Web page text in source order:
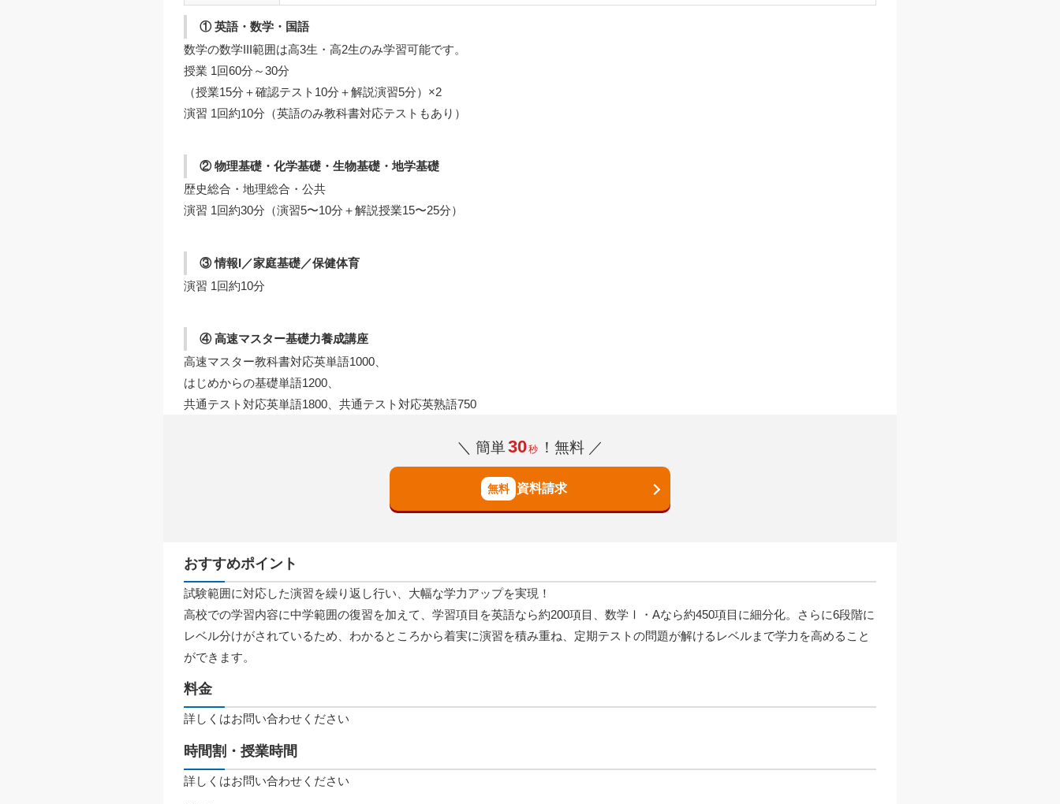
① 英語・数学・国語
数学の数学III範囲は高3生・高2生のみ学習可能です。
授業 1回60分～30分
（授業15分＋確認テスト10分＋解説演習5分）×2
演習 1回約10分（英語のみ教科書対応テストもあり）
② 物理基礎・化学基礎・生物基礎・地学基礎
歴史総合・地理総合・公共
演習 1回約30分（演習5〜10分＋解説授業15〜25分）
③ 情報I／家庭基礎／保健体育
演習 1回約10分
④ 高速マスター基礎力養成講座
高速マスター教科書対応英単語1000、
はじめからの基礎単語1200、
共通テスト対応英単語1800、共通テスト対応英熟語750
＼ 簡単30秒 ！無料 ／
資料請求
おすすめポイント
試験範囲に対応した演習を繰り返し行い、大幅な学力アップを実現！
高校での学習内容に中学範囲の復習を加えて、学習項目を英語なら約200項目、数学Ⅰ・Aなら約450項目に細分化。さらに6段階に
レベル分けがされているため、わかるところから着実に演習を積み重ね、定期テストの問題が解けるレベルまで学力を高めること
ができます。
料金
詳しくはお問い合わせください
時間割・授業時間
詳しくはお問い合わせください